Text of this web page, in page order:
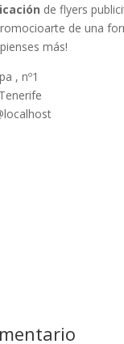
de flyers
de una
más!
, nº1